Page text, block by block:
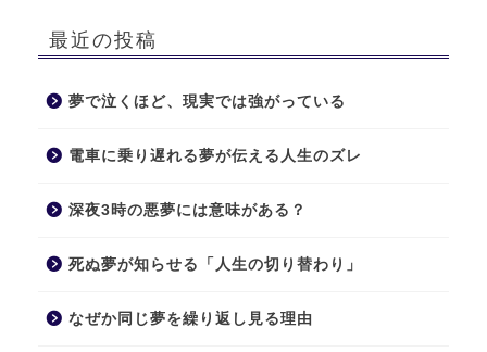
最近の投稿
夢で泣くほど、現実では強がっている
電車に乗り遅れる夢が伝える人生のズレ
深夜3時の悪夢には意味がある？
死ぬ夢が知らせる「人生の切り替わり」
なぜか同じ夢を繰り返し見る理由